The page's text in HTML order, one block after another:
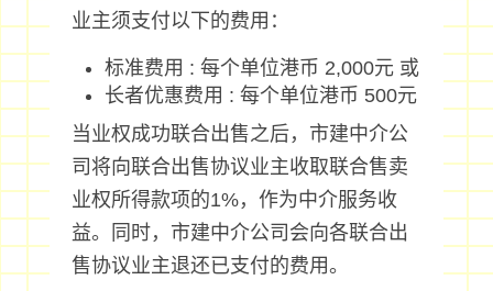
业主须支付以下的费用：
标准费用 : 每个单位港币 2,000元 或
长者优惠费用 : 每个单位港币 500元
当业权成功联合出售之后，市建中介公
司将向联合出售协议业主收取联合售卖
业权所得款项的1%，作为中介服务收
益。同时，市建中介公司会向各联合出
售协议业主退还已支付的费用。